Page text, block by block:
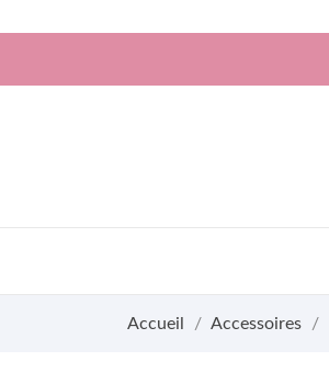
Accueil Accessoires